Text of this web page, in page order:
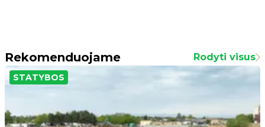
Rekomenduojame Rodyti visus
STATYBOS